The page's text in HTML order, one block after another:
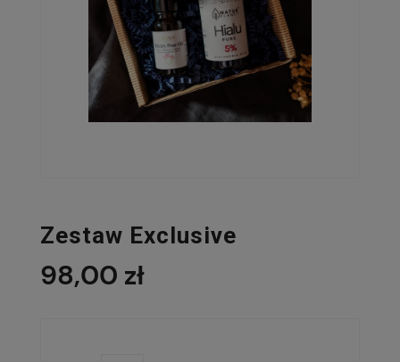
Zestaw Exclusive
98,00 zł